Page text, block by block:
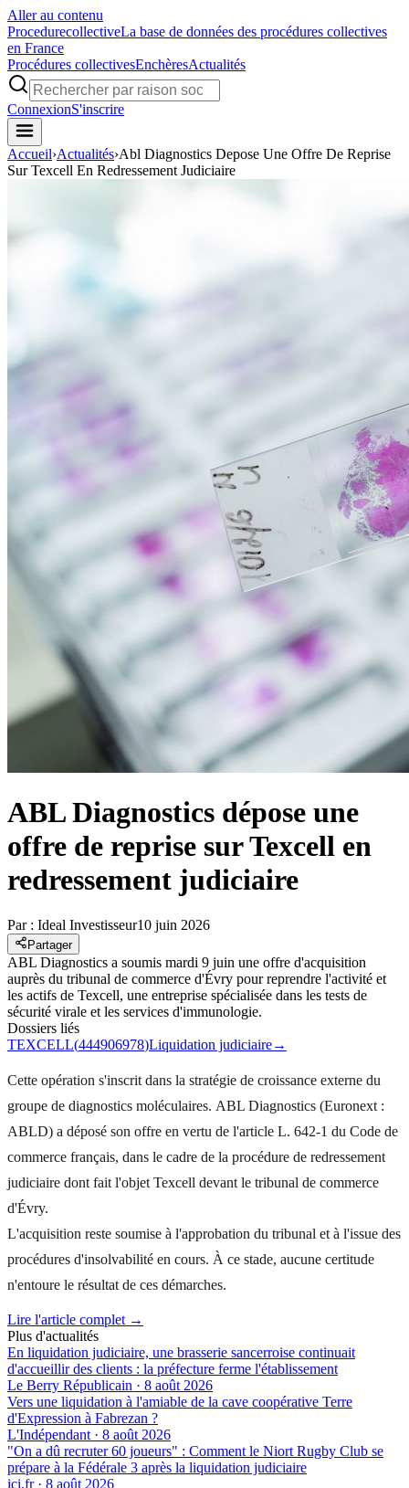
Aller au contenu
ProcedurecollectiveLa base de données des procédures collectives
en France
Procédures collectivesEnchèresActualités
ConnexionS'inscrire
Accueil›Actualités›Abl Diagnostics Depose Une Offre De Reprise
Sur Texcell En Redressement Judiciaire
ABL Diagnostics dépose une
offre de reprise sur Texcell en
redressement judiciaire
Par : Ideal Investisseur10 juin 2026
Partager
ABL Diagnostics a soumis mardi 9 juin une offre d'acquisition
auprès du tribunal de commerce d'Évry pour reprendre l'activité et
les actifs de Texcell, une entreprise spécialisée dans les tests de
sécurité virale et les services d'immunologie.
Dossiers liés
TEXCELL(444906978)Liquidation judiciaire→
Cette opération s'inscrit dans la stratégie de croissance externe du
groupe de diagnostics moléculaires. ABL Diagnostics (Euronext :
ABLD) a déposé son offre en vertu de l'article L. 642-1 du Code de
commerce français, dans le cadre de la procédure de redressement
judiciaire dont fait l'objet Texcell devant le tribunal de commerce
d'Évry.
L'acquisition reste soumise à l'approbation du tribunal et à l'issue des
procédures d'insolvabilité en cours. À ce stade, aucune certitude
n'entoure le résultat de ces démarches.
Lire l'article complet →
Plus d'actualités
En liquidation judiciaire, une brasserie sancerroise continuait
d'accueillir des clients : la préfecture ferme l'établissement
Le Berry Républicain · 8 août 2026
Vers une liquidation à l'amiable de la cave coopérative Terre
d'Expression à Fabrezan ?
L'Indépendant · 8 août 2026
"On a dû recruter 60 joueurs" : Comment le Niort Rugby Club se
prépare à la Fédérale 3 après la liquidation judiciaire
ici.fr· 8 août 2026